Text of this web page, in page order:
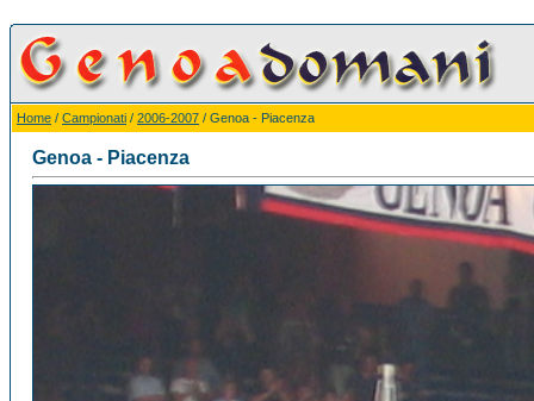
Home / Campionati / 2006-2007 / Genoa - Piacenza
Genoa - Piacenza